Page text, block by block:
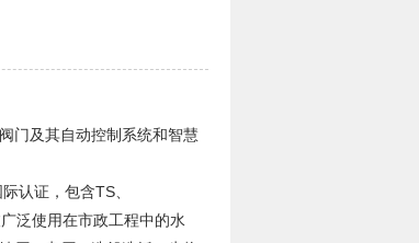
门及其自动控制系统和智慧
认证，包含TS、
泛使用在市政工程中的水